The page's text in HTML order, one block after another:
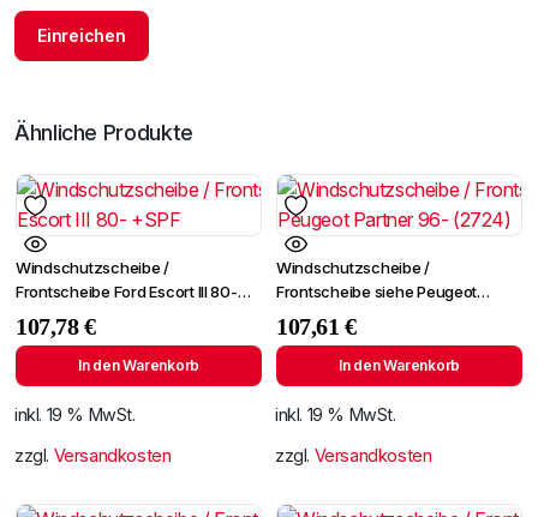
Ähnliche Produkte
Windschutzscheibe /
Frontscheibe Ford Escort III 80-
+SPF
107,78€
In den Warenkorb
inkl. 19 % MwSt.
zzgl. Versandkosten
Windschutzscheibe /
Frontscheibe siehe Peugeot
Partner 96- (2724)
107,61€
In den Warenkorb
inkl. 19 % MwSt.
zzgl. Versandkosten